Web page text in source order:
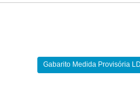
Gabarito Medida Provisória